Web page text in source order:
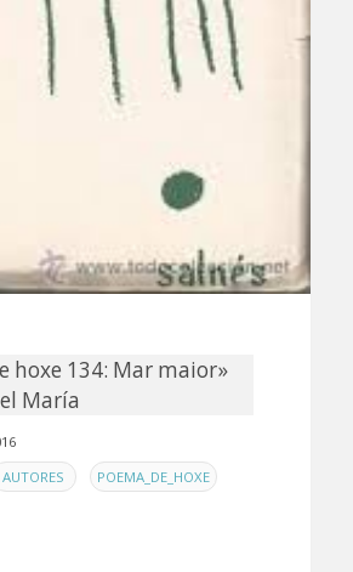
hoxe 134: Mar maior»
María
AUTORES , POEMA_DE_HOXE ,